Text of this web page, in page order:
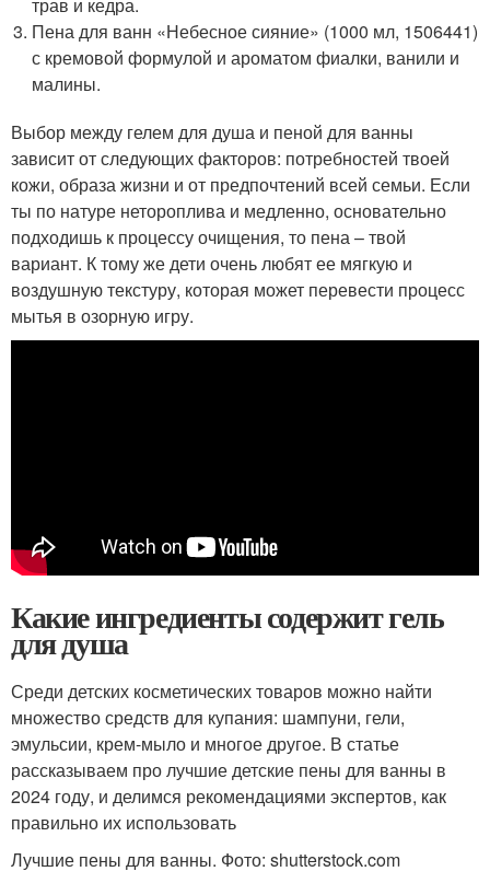
трав и кедра.
Пена для ванн «Небесное сияние» (1000 мл, 1506441)
с кремовой формулой и ароматом фиалки, ванили и
малины.
Выбор между гелем для душа и пеной для ванны
зависит от следующих факторов: потребностей твоей
кожи, образа жизни и от предпочтений всей семьи. Если
ты по натуре нетороплива и медленно, основательно
подходишь к процессу очищения, то пена – твой
вариант. К тому же дети очень любят ее мягкую и
воздушную текстуру, которая может перевести процесс
мытья в озорную игру.
Какие ингредиенты содержит гель
для душа
Среди детских косметических товаров можно найти
множество средств для купания: шампуни, гели,
эмульсии, крем-мыло и многое другое. В статье
рассказываем про лучшие детские пены для ванны в
2024 году, и делимся рекомендациями экспертов, как
правильно их использовать
Лучшие пены для ванны. Фото: shutterstock.com